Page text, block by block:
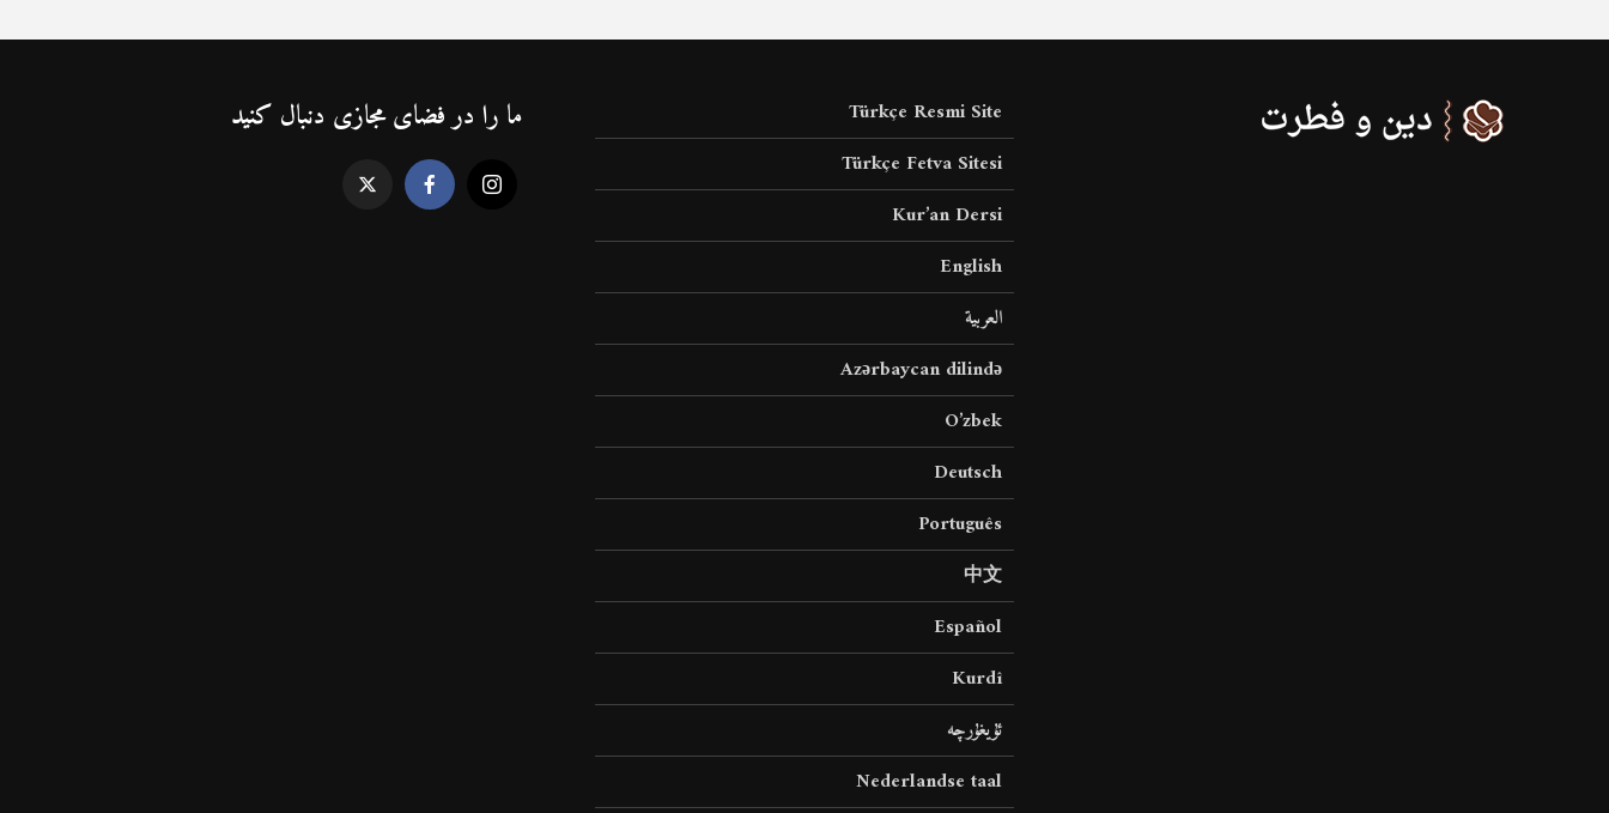
Türkçe Resmi Site
Türkçe Fetva Sitesi
Kur’an Dersi
English
العربية
Azərbaycan dilində
O’zbek
Deutsch
Português
中文
Español
Kurdî
ئۇيغۇرچە
Nederlandse taal
ما را در فضای مجازی دنبال کنید